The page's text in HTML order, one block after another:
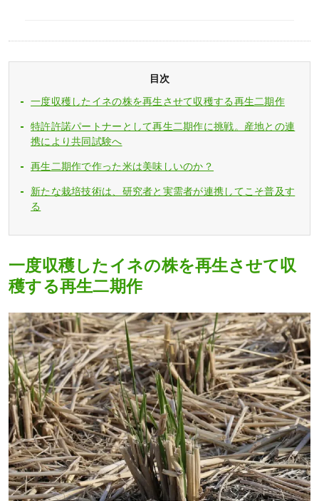
目次
一度収穫したイネの株を再生させて収穫する再生二期作
特許許諾パートナーとして再生二期作に挑戦。産地との連
携により共同試験へ
再生二期作で作った米は美味しいのか？
新たな栽培技術は、研究者と実需者が連携してこそ普及す
る
一度収穫したイネの株を再生させて収
穫する再生二期作